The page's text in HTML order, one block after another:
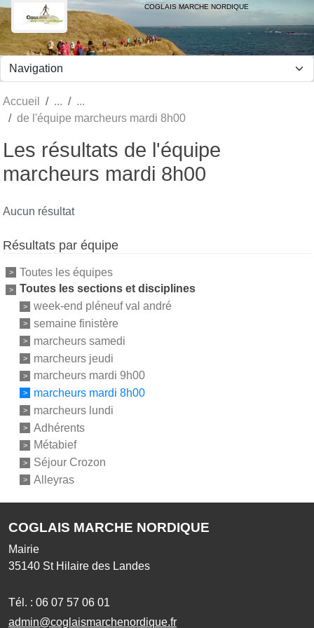
COGLAIS MARCHE NORDIQUE
Accueil
de l'équipe marcheurs mardi 8h00
Les résultats de l'équipe
marcheurs mardi 8h00
Aucun résultat
Résultats par équipe
Toutes les équipes
Toutes les sections et disciplines
week-end pléneuf val andré
semaine finistère
marcheurs samedi
marcheurs jeudi
marcheurs mardi 9h00
marcheurs mardi 8h00
marcheurs lundi
Adhérents
Métabief
Séjour Crozon
Alleyras
COGLAIS MARCHE NORDIQUE
Mairie
35140 St Hilaire des Landes
Tél. : 06 07 57 06 01
admin@coglaismarchenordique.fr
Panneau de gestion des cookies